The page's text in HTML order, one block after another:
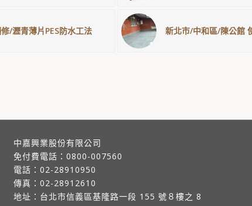
/瀝青薄片PES防水工法 新北市/中和區/陳公館
中嘉興業股份有限公司
免付費電話： 0800-007560
電話： 02-28910950
傳真： 02-28912610
地址： 台北市信義區基隆路一段 155 號８樓之 8